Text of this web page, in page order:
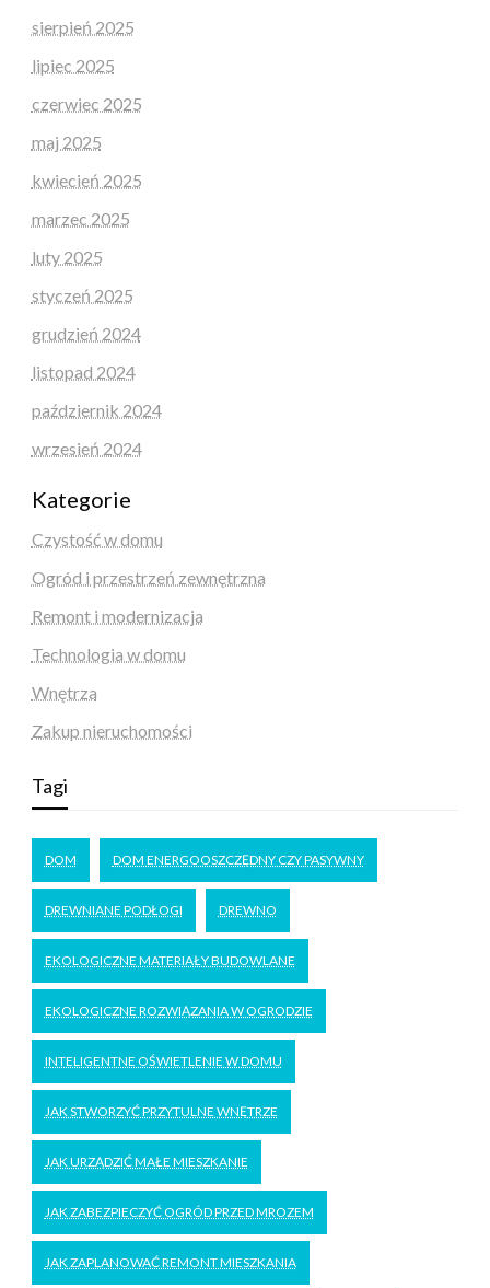
sierpień 2025
lipiec 2025
czerwiec 2025
maj 2025
kwiecień 2025
marzec 2025
luty 2025
styczeń 2025
grudzień 2024
listopad 2024
październik 2024
wrzesień 2024
Kategorie
Czystość w domu
Ogród i przestrzeń zewnętrzna
Remont i modernizacja
Technologia w domu
Wnętrza
Zakup nieruchomości
Tagi
DOM DOM ENERGOOSZCZĘDNY CZY PASYWNY
DREWNIANE PODŁOGI DREWNO
EKOLOGICZNE MATERIAŁY BUDOWLANE
EKOLOGICZNE ROZWIĄZANIA W OGRODZIE
INTELIGENTNE OŚWIETLENIE W DOMU
JAK STWORZYĆ PRZYTULNE WNĘTRZE
JAK URZĄDZIĆ MAŁE MIESZKANIE
JAK ZABEZPIECZYĆ OGRÓD PRZED MROZEM
JAK ZAPLANOWAĆ REMONT MIESZKANIA